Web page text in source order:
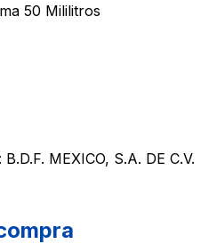
50 Mililitros
MEXICO, S.A. DE C.V.